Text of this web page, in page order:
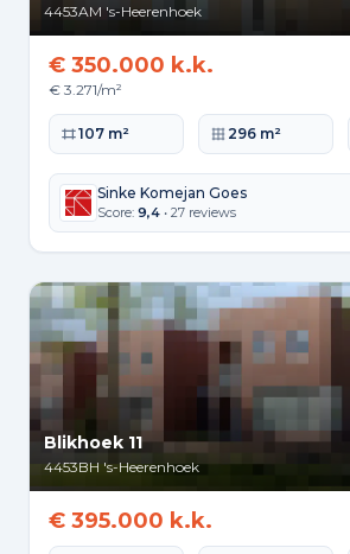
4453AM 's-Heerenhoek
€ 350.000 k.k.
€ 3.271/m²
Woonoppervlakte
107 m² Perceeloppervlakte
296 m²
Sinke Komejan Goes
Score: 9,4 • 27 reviews
Blikhoek 11
4453BH 's-Heerenhoek
€ 395.000 k.k.